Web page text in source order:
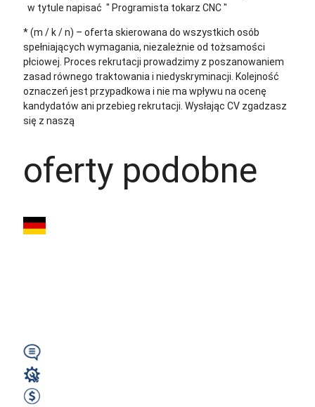
w tytule napisać " Programista tokarz CNC "
* (m / k / n) – oferta skierowana do wszystkich osób
spełniających wymagania, niezależnie od tożsamości
płciowej. Proces rekrutacji prowadzimy z poszanowaniem
zasad równego traktowania i niedyskryminacji. Kolejność
oznaczeń jest przypadkowa i nie ma wpływu na ocenę
kandydatów ani przebieg rekrutacji. Wysłając CV zgadzasz
się z naszą
oferty podobne
CNC TOKARZ /